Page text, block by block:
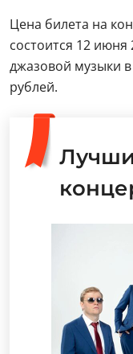
Цена билета на
состоится 12
джазовой музыки в
рублей.